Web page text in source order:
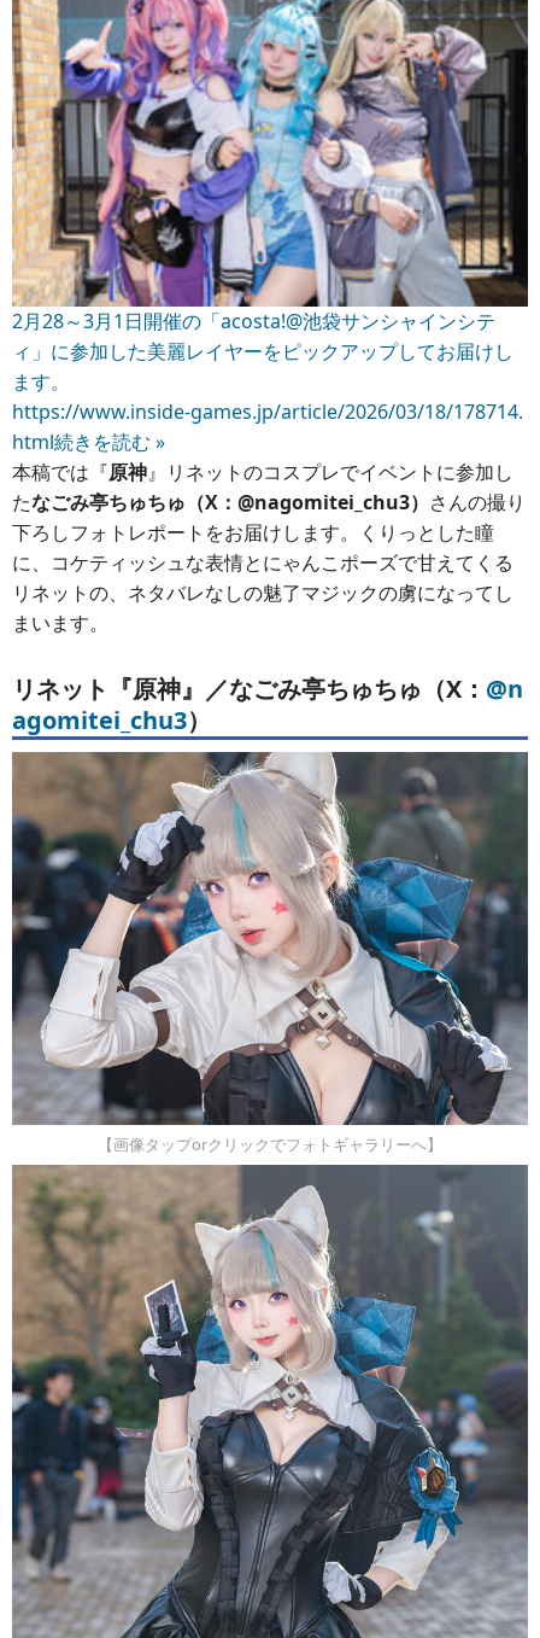
2月28～3月1日開催の「acosta!@池袋サンシャインシテ
ィ」に参加した美麗レイヤーをピックアップしてお届けし
ます。
https://www.inside-games.jp/article/2026/03/18/178714.
html続きを読む »
本稿では『原神』リネットのコスプレでイベントに参加し
たなごみ亭ちゅちゅ（X：@nagomitei_chu3） さんの撮り
下ろしフォトレポートをお届けします。くりっとした瞳
に、コケティッシュな表情とにゃんこポーズで甘えてくる
リネットの、ネタバレなしの魅了マジックの虜になってし
まいます。
リネット『原神』／なごみ亭ちゅちゅ（X： @n
agomitei_chu3）
【画像タップorクリックでフォトギャラリーへ】